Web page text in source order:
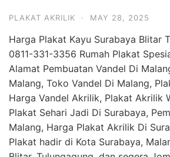
PLAKAT AKRILIK · MAY 28, 2025
Harga Plakat Kayu Surabaya Blitar
0811-331-3356 Rumah Plakat
Alamat Pembuatan Vandel Di
Malang, Toko Vandel Di Malang,
Harga Vandel Akrilik, Plakat Akrilik
Plakat Sehari Jadi Di Surabaya,
Malang, Harga Plakat Akrilik Di
Plakat hadir di Kota Surabaya,